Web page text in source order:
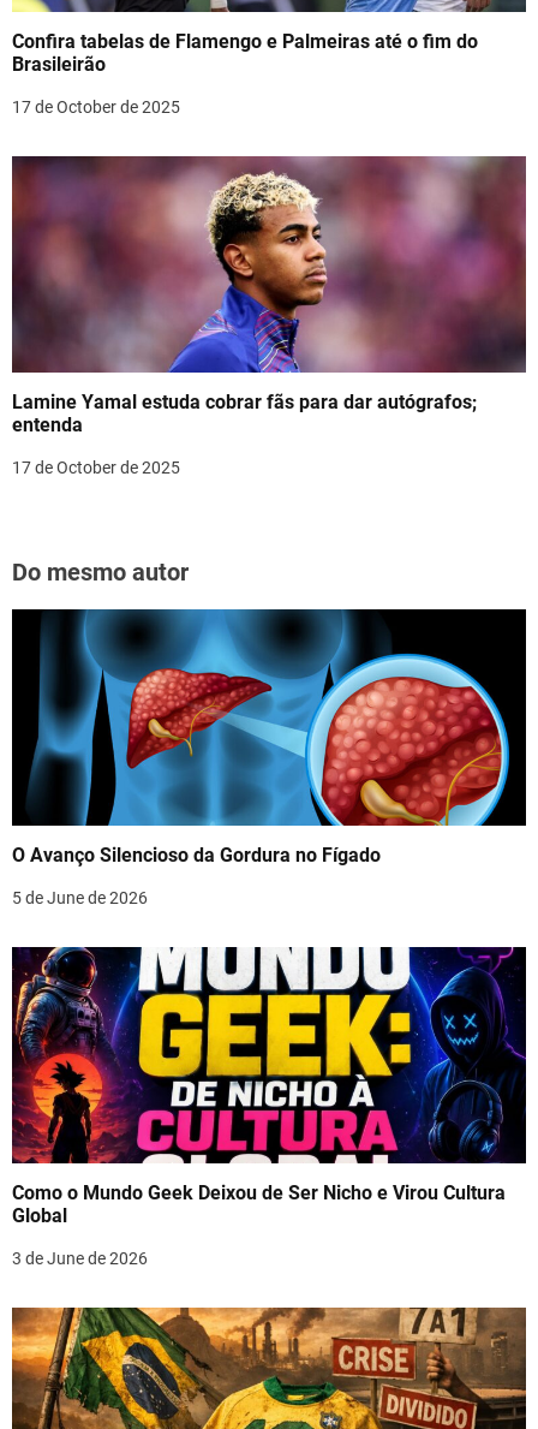
Confira tabelas de Flamengo e Palmeiras até o fim do
Brasileirão
17 de October de 2025
Lamine Yamal estuda cobrar fãs para dar autógrafos;
entenda
17 de October de 2025
Do mesmo autor
O Avanço Silencioso da Gordura no Fígado
5 de June de 2026
Como o Mundo Geek Deixou de Ser Nicho e Virou Cultura
Global
3 de June de 2026